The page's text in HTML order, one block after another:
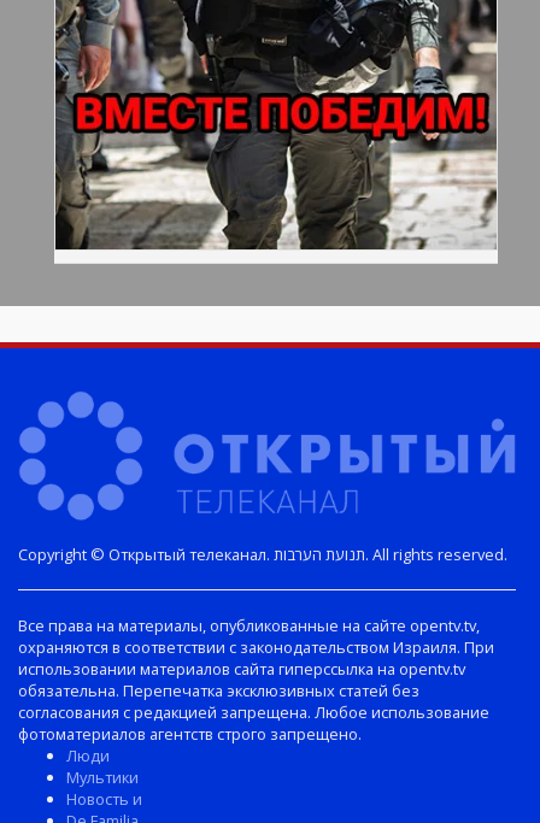
Copyright © Открытый телеканал. תנועת הערבות. All rights reserved.
Все права на материалы, опубликованные на сайте opentv.tv,
охраняются в соответствии с законодательством Израиля. При
использовании материалов сайта гиперссылка на opentv.tv
обязательна. Перепечатка эксклюзивных статей без
согласования с редакцией запрещена. Любое использование
фотоматериалов агентств строго запрещено.
Люди
Мультики
Новость и